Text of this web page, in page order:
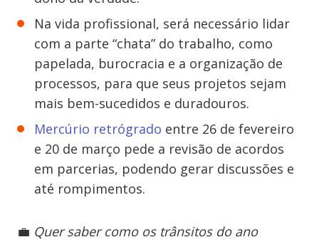
Na vida profissional, será necessário lidar
com a parte “chata” do trabalho, como
papelada, burocracia e a organização de
processos, para que seus projetos sejam
mais bem-sucedidos e duradouros.
Mercúrio retrógrado entre 26 de fevereiro
e 20 de março pede a revisão de acordos
em parcerias, podendo gerar discussões e
até rompimentos.
💼 Quer saber como os trânsitos do ano